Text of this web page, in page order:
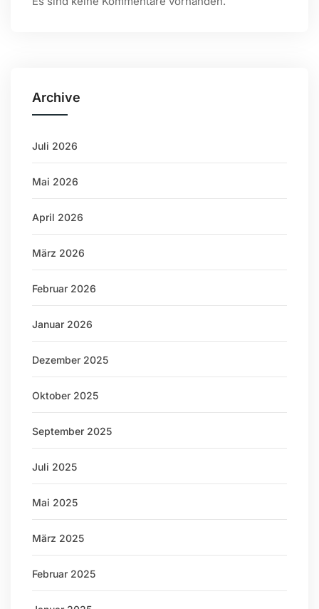
Archive
Juli 2026
Mai 2026
April 2026
März 2026
Februar 2026
Januar 2026
Dezember 2025
Oktober 2025
September 2025
Juli 2025
Mai 2025
März 2025
Februar 2025